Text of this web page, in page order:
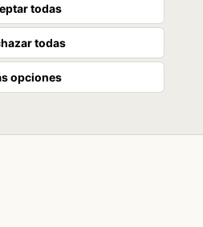
todas
todas
opciones